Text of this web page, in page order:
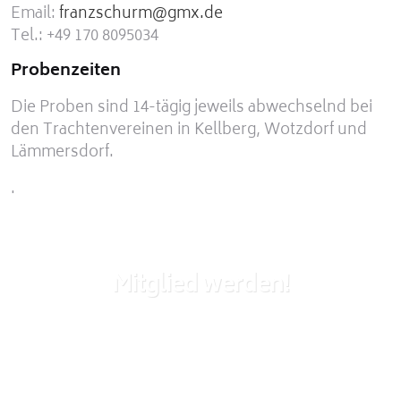
Email: franzschurm@gmx.de
Tel.: +49 170 8095034
Probenzeiten
Die Proben sind 14-tägig jeweils abwechselnd bei
den Trachtenvereinen in Kellberg, Wotzdorf und
Lämmersdorf.
.
Mitglied werden!